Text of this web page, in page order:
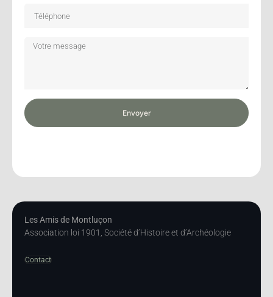
Envoyer
Les Amis de Montluçon
Association loi 1901, Société d’Histoire et d’Archéologie
Contact